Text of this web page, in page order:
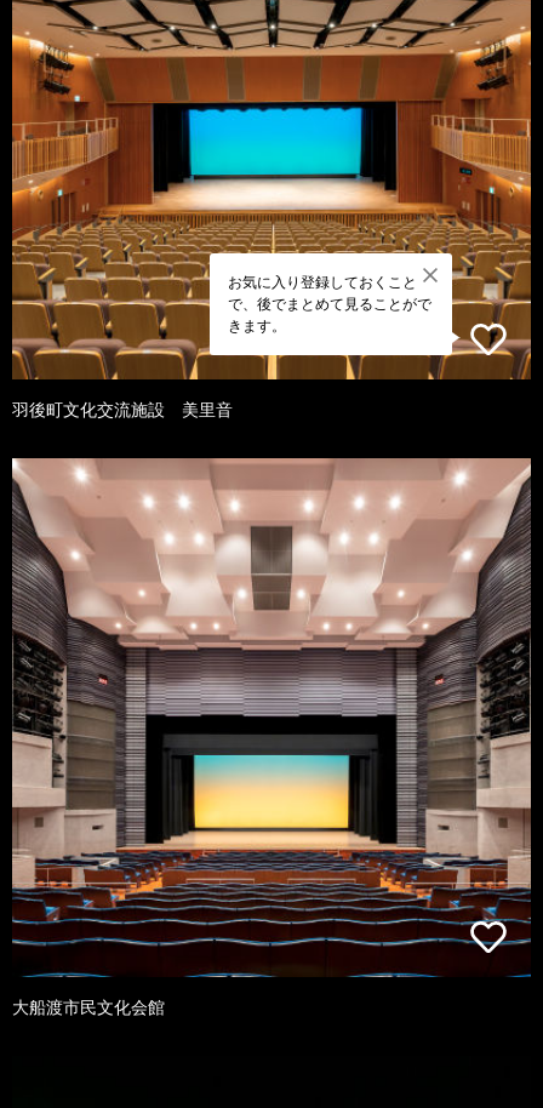
お気に入り登録しておくこと
で、後でまとめて見ることがで
きます。
羽後町文化交流施設 美里音
大船渡市民文化会館